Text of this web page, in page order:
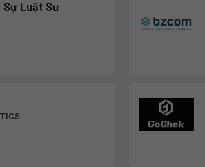
Sự Luật Sư